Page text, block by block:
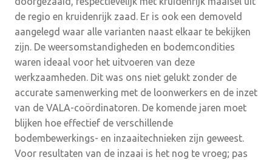
de regio en kruidenrijk zaad. Er is ook een demoveld
aangelegd waar alle varianten naast elkaar te bekijken
zijn. De weersomstandigheden en bodemcondities
waren ideaal voor het uitvoeren van deze
werkzaamheden. Dit was ons niet gelukt zonder de
accurate samenwerking met de loonwerkers en de inzet
van de VALA-coördinatoren. De komende jaren moet
blijken hoe effectief de verschillende
bodembewerkings- en inzaaitechnieken zijn geweest.
Voor resultaten van de inzaai is het nog te vroeg; pas